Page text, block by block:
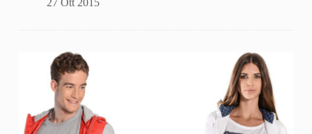
27 Ott 2015